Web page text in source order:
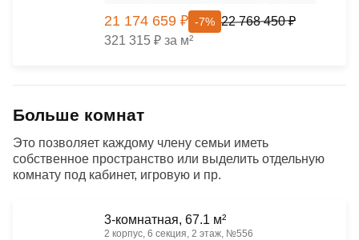
21 174 659 ₽ -7% 22 768 450 ₽
321 315 ₽ за м²
Больше комнат
Это позволяет каждому члену семьи иметь
собственное пространство или выделить отдельную
комнату под кабинет, игровую и пр.
3-комнатная, 67.1 м²
2 корпус, 6 секция, 2 этаж, №556